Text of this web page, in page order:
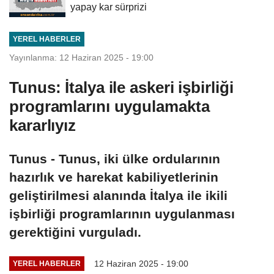
yapay kar sürprizi
YEREL HABERLER
Yayınlanma: 12 Haziran 2025 - 19:00
Tunus: İtalya ile askeri işbirliği
programlarını uygulamakta
kararlıyız
Tunus - Tunus, iki ülke ordularının
hazırlık ve harekat kabiliyetlerinin
geliştirilmesi alanında İtalya ile ikili
işbirliği programlarının uygulanması
gerektiğini vurguladı.
YEREL HABERLER 12 Haziran 2025 - 19:00